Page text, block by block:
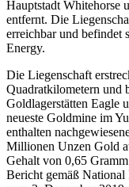
Hauptstadt Whitehorse
entfernt. Die
erreichbar und befindet
Energy.
Die Liegenschaft
Quadratkilometern und
Goldlagerstätten Eagle
neueste Goldmine im
enthalten
Millionen Unzen Gold
Gehalt von 0,65
Bericht gemäß